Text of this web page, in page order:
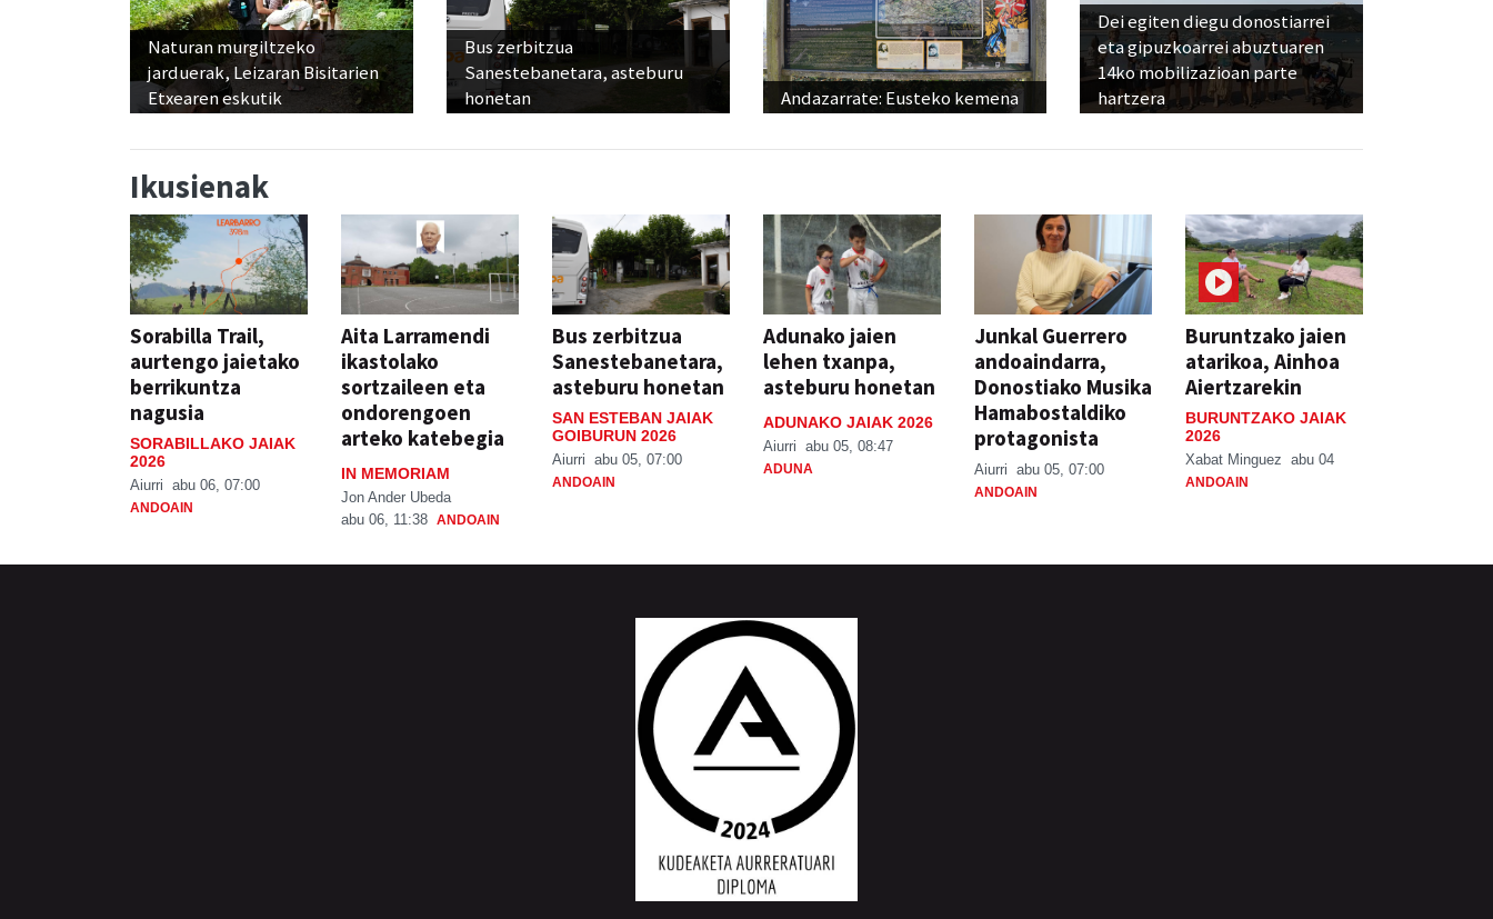
Naturan murgiltzeko
jarduerak, Leizaran Bisitarien
Etxearen eskutik
Bus zerbitzua
Sanestebanetara, asteburu
honetan
Andazarrate: Eusteko kemena
Dei egiten diegu donostiarrei
eta gipuzkoarrei abuztuaren
14ko mobilizazioan parte
hartzera
Ikusienak
Sorabilla Trail,
aurtengo jaietako
berrikuntza
nagusia
SORABILLAKO JAIAK
2026
Aiurri abu 06, 07:00
ANDOAIN
Aita Larramendi
ikastolako
sortzaileen eta
ondorengoen
arteko katebegia
IN MEMORIAM
Jon Ander Ubeda
abu 06, 11:38 ANDOAIN
Bus zerbitzua
Sanestebanetara,
asteburu honetan
SAN ESTEBAN JAIAK
GOIBURUN 2026
Aiurri abu 05, 07:00
ANDOAIN
Adunako jaien
lehen txanpa,
asteburu honetan
ADUNAKO JAIAK 2026
Aiurri abu 05, 08:47
ADUNA
Junkal Guerrero
andoaindarra,
Donostiako Musika
Hamabostaldiko
protagonista
Aiurri abu 05, 07:00
ANDOAIN
Buruntzako jaien
atarikoa, Ainhoa
Aiertzarekin
BURUNTZAKO JAIAK
2026
Xabat Minguez abu 04
ANDOAIN